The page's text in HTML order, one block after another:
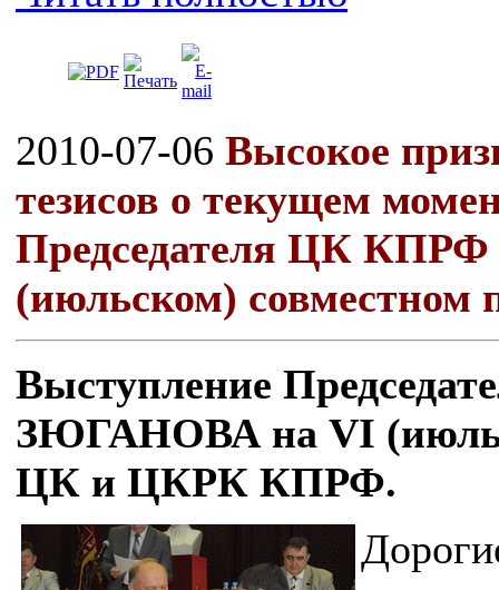
2010-07-06 Высокое
тезисов о текущем
Председателя ЦК
(июльском)
Выступление
ЗЮГАНОВА на VI
ЦК и ЦКРК КПРФ.